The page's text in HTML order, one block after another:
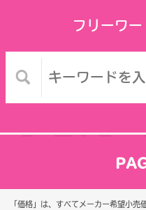
フリーワ
「価格」は、すべてメーカー希望小